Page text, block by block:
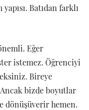
Batıdan farklı
Eğer
istemez. Öğrenciyi
Bireye
bizde boyutlar
dönüşüverir hemen.